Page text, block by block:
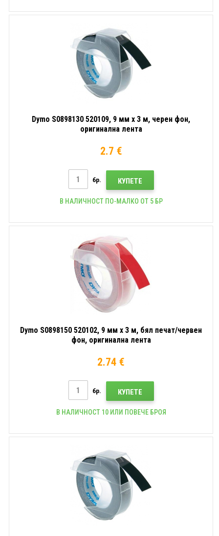
Dymo S0898130 520109, 9 мм x 3 м, черен фон,
оригинална лента
2.7 €
бр. КУПЕТЕ
В НАЛИЧНОСТ ПО-МАЛКО ОТ 5 БР
Dymo S0898150 520102, 9 мм x 3 м, бял печат/червен
фон, оригинална лента
2.74 €
бр. КУПЕТЕ
В НАЛИЧНОСТ 10 ИЛИ ПОВЕЧЕ БРОЯ